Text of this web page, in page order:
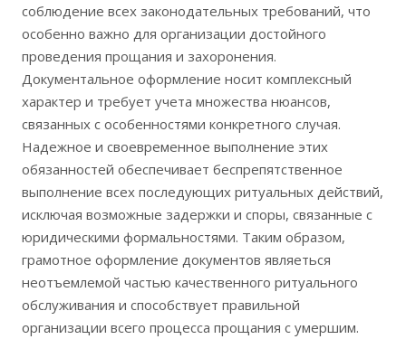
соблюдение всех законодательных требований, что
особенно важно для организации достойного
проведения прощания и захоронения.
Документальное оформление носит комплексный
характер и требует учета множества нюансов,
связанных с особенностями конкретного случая.
Надежное и своевременное выполнение этих
обязанностей обеспечивает беспрепятственное
выполнение всех последующих ритуальных действий,
исключая возможные задержки и споры, связанные с
юридическими формальностями. Таким образом,
грамотное оформление документов являеться
неотъемлемой частью качественного ритуального
обслуживания и способствует правильной
организации всего процесса прощания с умершим.